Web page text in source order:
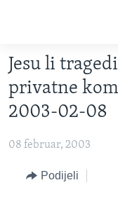
glavni
sadržaj
Pređi
na
glavnu
VIDEO
VIJESTI
SJEDINJENE
NAUKA I
Jesu li
privatne
2003-02-08
08 februar, 2003
Podijeli